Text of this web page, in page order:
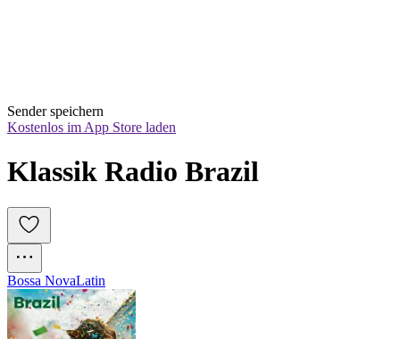
Sender speichern
Kostenlos im App Store laden
Klassik Radio Brazil
Bossa NovaLatin